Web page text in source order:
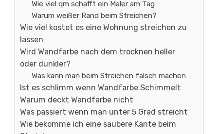
Wie viel qm schafft ein Maler am Tag
Warum weißer Rand beim Streichen?
Wie viel kostet es eine Wohnung streichen zu
lassen
Wird Wandfarbe nach dem trocknen heller
oder dunkler?
Was kann man beim Streichen falsch machen
Ist es schlimm wenn Wandfarbe Schimmelt
Warum deckt Wandfarbe nicht
Was passiert wenn man unter 5 Grad streicht
Wie bekomme ich eine saubere Kante beim